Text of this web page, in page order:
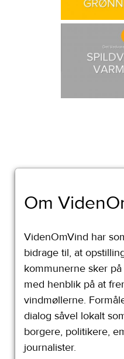
Om
VidenOmVind har
bidrage til, at
kommunerne sker
med henblik på at
vindmøllerne.
dialog såvel lokalt
borgere, politikere,
journalister.